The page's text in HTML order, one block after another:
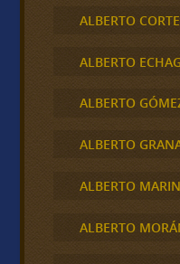
ALBERTO
ALBERTO
ALBERTO
ALBERTO
ALBERTO
ALBERTO